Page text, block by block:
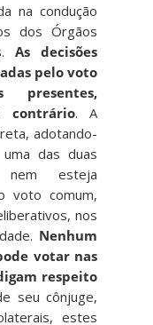
na condução
dos Órgãos
As decisões
pelo voto
contrário. A
adotando-
das duas
esteja
voto comum,
nos
Nenhum
votar nas
respeito
seu cônjuge,
estes